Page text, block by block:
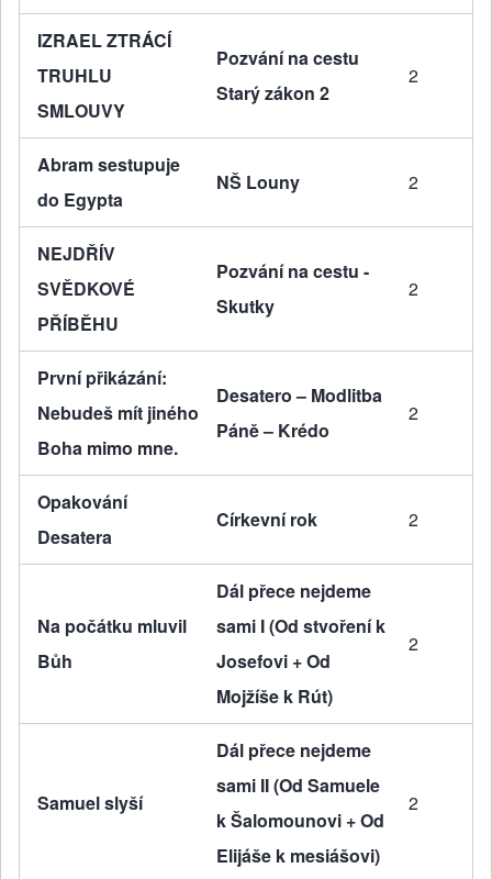
IZRAEL ZTRÁCÍ
TRUHLU
SMLOUVY
Pozvání na cestu
Starý zákon 2
2
Abram sestupuje
do Egypta
NŠ Louny 2
NEJDŘÍV
SVĚDKOVÉ
PŘÍBĚHU
Pozvání na cestu -
Skutky
2
První přikázání:
Nebudeš mít jiného
Boha mimo mne.
Desatero – Modlitba
Páně – Krédo
2
Opakování
Desatera
Církevní rok 2
Na počátku mluvil
Bůh
Dál přece nejdeme
sami I (Od stvoření k
Josefovi + Od
Mojžíše k Rút)
2
Samuel slyší
Dál přece nejdeme
sami II (Od Samuele
k Šalomounovi + Od
Elijáše k mesiášovi)
2